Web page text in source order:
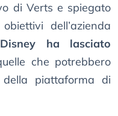
di Verts e spiegato
dell’azienda
Disney ha lasciato
che potrebbero
piattaforma di